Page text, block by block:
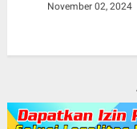
November 02, 2024